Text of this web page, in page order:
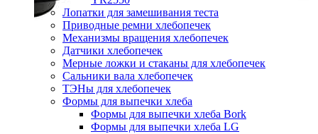
Лопатки для замешивания теста
Приводные ремни хлебопечек
Механизмы вращения хлебопечек
Датчики хлебопечек
Мерные ложки и стаканы для хлебопечек
Сальники вала хлебопечек
ТЭНы для хлебопечек
Формы для выпечки хлеба
Формы для выпечки хлеба Bork
Формы для выпечки хлеба LG